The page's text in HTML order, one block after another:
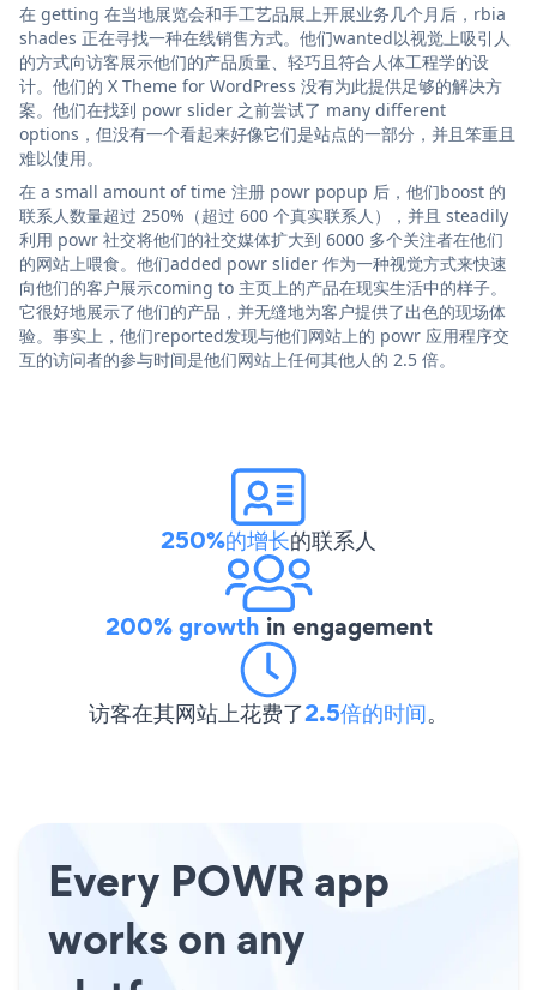
在 getting 在当地展览会和手工艺品展上开展业务几个月后，rbia
shades 正在寻找一种在线销售方式。他们wanted以视觉上吸引人
的方式向访客展示他们的产品质量、轻巧且符合人体工程学的设
计。他们的 X Theme for WordPress 没有为此提供足够的解决方
案。他们在找到 powr slider 之前尝试了 many different
options，但没有一个看起来好像它们是站点的一部分，并且笨重且
难以使用。
在 a small amount of time 注册 powr popup 后，他们boost 的
联系人数量超过 250%（超过 600 个真实联系人），并且 steadily
利用 powr 社交将他们的社交媒体扩大到 6000 多个关注者在他们
的网站上喂食。他们added powr slider 作为一种视觉方式来快速
向他们的客户展示coming to 主页上的产品在现实生活中的样子。
它很好地展示了他们的产品，并无缝地为客户提供了出色的现场体
验。事实上，他们reported发现与他们网站上的 powr 应用程序交
互的访问者的参与时间是他们网站上任何其他人的 2.5 倍。
250%的增长的联系人
200% growth in engagement
访客在其网站上花费了2.5倍的时间。
Every POWR app
works on any